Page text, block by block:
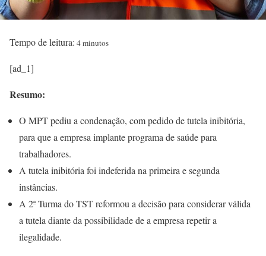
Tempo de leitura: 4 minutos
[ad_1]
Resumo:
O MPT pediu a condenação, com pedido de tutela inibitória,
para que a empresa implante programa de saúde para
trabalhadores.
A tutela inibitória foi indeferida na primeira e segunda
instâncias.
A 2ª Turma do TST reformou a decisão para considerar válida
a tutela diante da possibilidade de a empresa repetir a
ilegalidade.